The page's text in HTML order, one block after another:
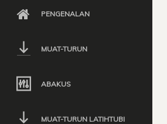
PENGENALAN
MUAT-TURUN
ABAKUS
MUAT-TURUN LATIHTUBI